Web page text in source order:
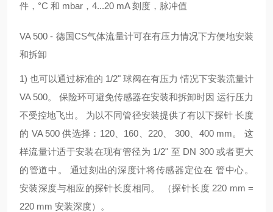
件，°C 和 mbar，4...20 mA 刻度，脉冲值
VA 500 - 德国CS气体流量计可在有压力情况下方便地安装
和拆卸
1) 也可以通过标准的 1/2" 球阀在有压力 情况下安装流量计
VA 500。 保险环可避免传感器在安装和拆卸时因 运行压力
不受控地飞出。 为以不同管径安装提供了有以下探针 长度
的 VA 500 供选择：120、160、220、 300、400 mm。 这
样流量计适于安装在现有管径为 1/2" 至 DN 300 或者更大
的管道中。 通过刻出的深度计将传感器定位在 管中心。
安装深度与相应的探针长度相同。 （探针长度 220 mm =
220 mm 安装深度）。